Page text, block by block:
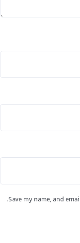
Save my name, and